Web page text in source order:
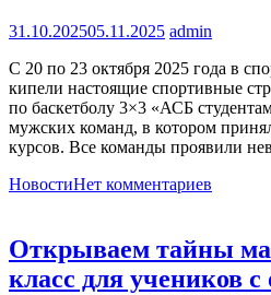
31.10.202505.11.2025 admin
С 20 по 23 октября 2025 года в
кипели настоящие спортивные
по баскетболу 3×3 «АСБ
мужских команд, в котором
курсов. Все команды проявили
НовостиНет комментариев
Открываем тайны
класс для учеников